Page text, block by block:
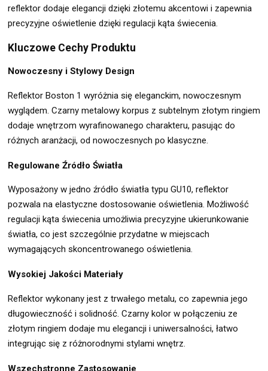
reflektor dodaje elegancji dzięki złotemu akcentowi i zapewnia
precyzyjne oświetlenie dzięki regulacji kąta świecenia.
Kluczowe Cechy Produktu
Nowoczesny i Stylowy Design
Reflektor Boston 1 wyróżnia się eleganckim, nowoczesnym
wyglądem. Czarny metalowy korpus z subtelnym złotym ringiem
dodaje wnętrzom wyrafinowanego charakteru, pasując do
różnych aranżacji, od nowoczesnych po klasyczne.
Regulowane Źródło Światła
Wyposażony w jedno źródło światła typu GU10, reflektor
pozwala na elastyczne dostosowanie oświetlenia. Możliwość
regulacji kąta świecenia umożliwia precyzyjne ukierunkowanie
światła, co jest szczególnie przydatne w miejscach
wymagających skoncentrowanego oświetlenia.
Wysokiej Jakości Materiały
Reflektor wykonany jest z trwałego metalu, co zapewnia jego
długowieczność i solidność. Czarny kolor w połączeniu ze
złotym ringiem dodaje mu elegancji i uniwersalności, łatwo
integrując się z różnorodnymi stylami wnętrz.
Wszechstronne Zastosowanie